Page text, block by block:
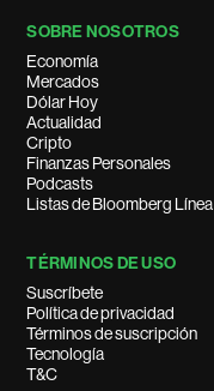
SOBRE NOSOTROS
Economía
Mercados
Dólar Hoy
Actualidad
Cripto
Finanzas Personales
Podcasts
Listas de Bloomberg Línea
TÉRMINOS DE USO
Suscríbete
Política de privacidad
Términos de suscripción
Tecnología
T&C